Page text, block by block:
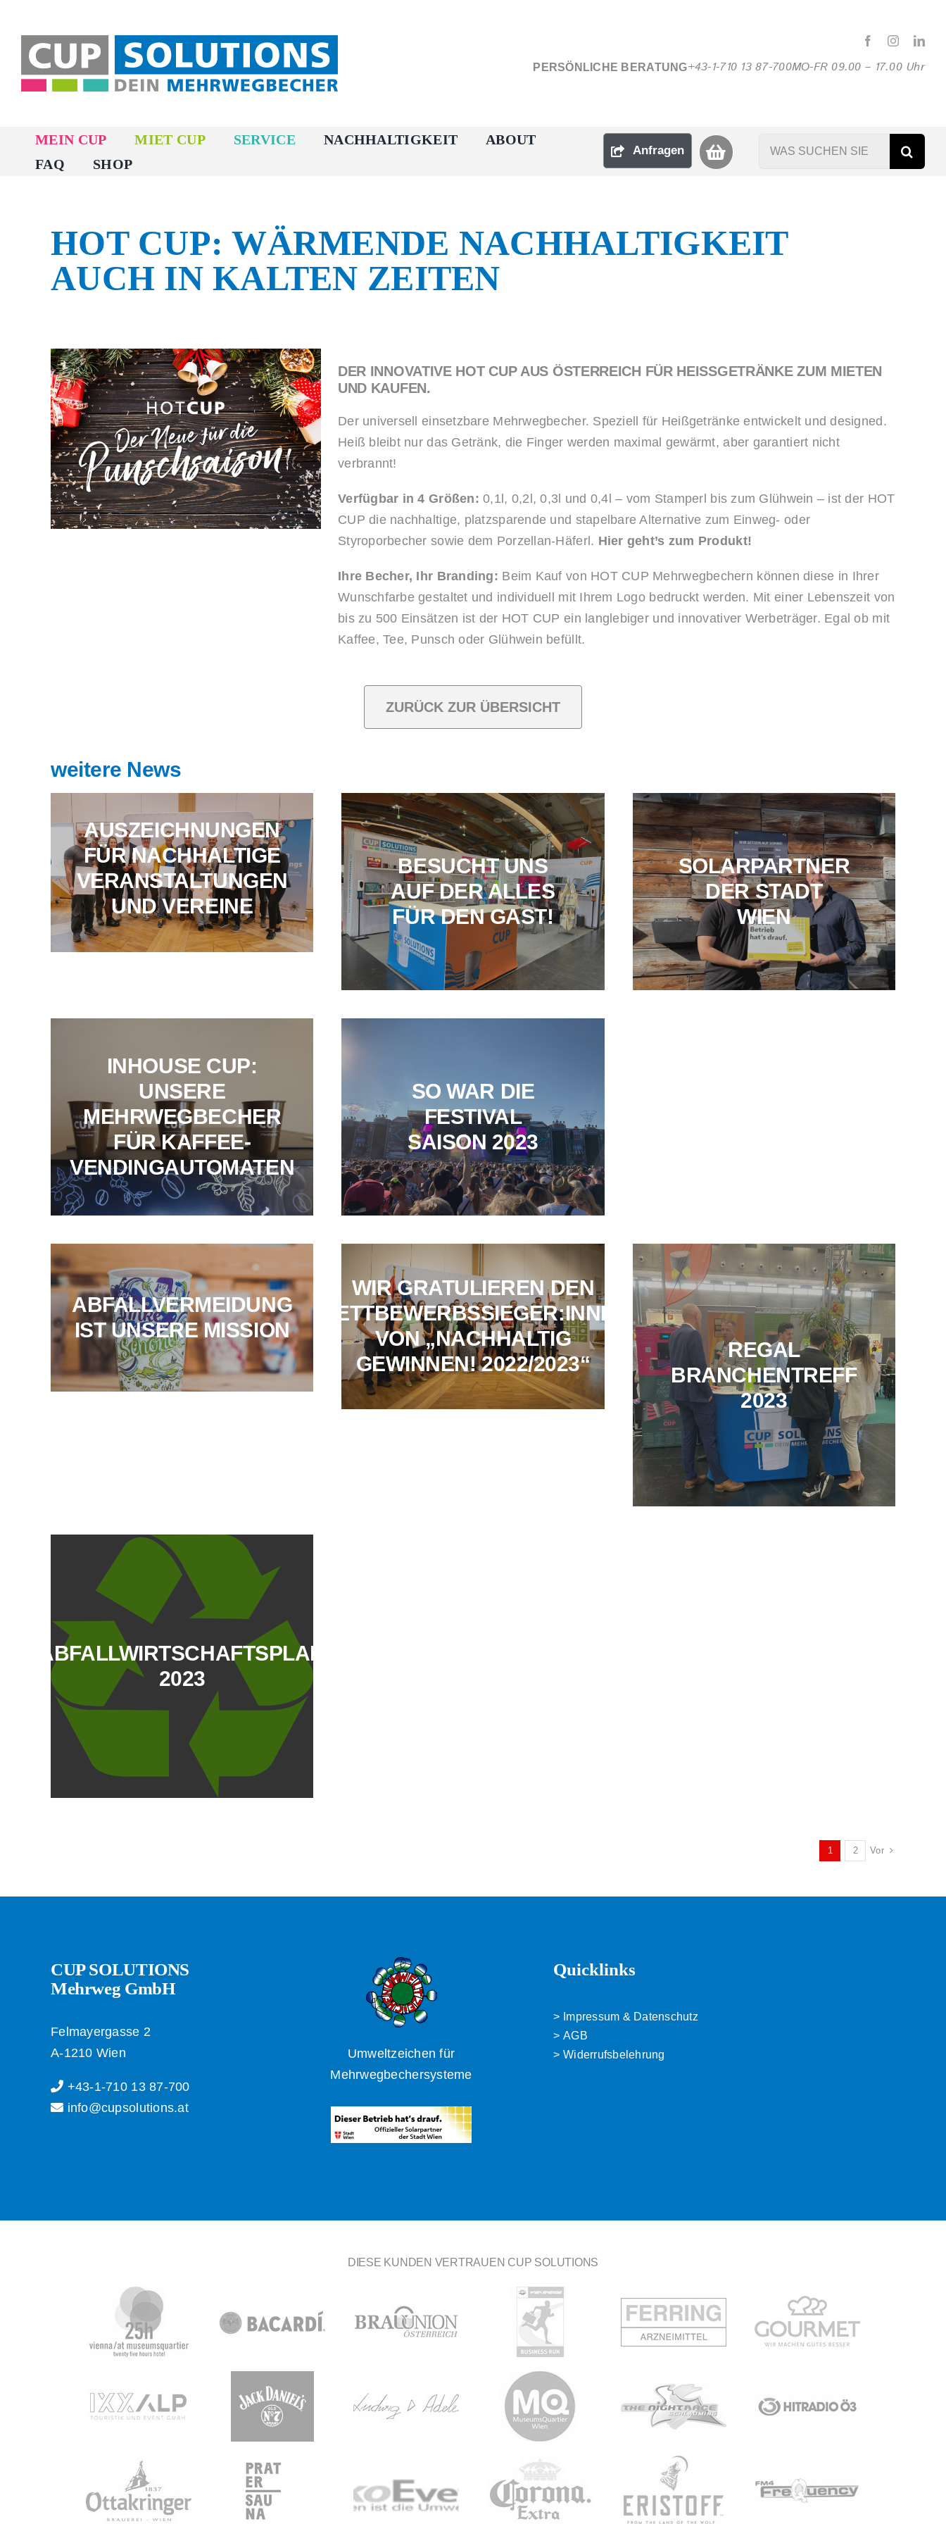
springen
PERSÖNLICHE BERATUNG+43-1-710 13 87-700MO-FR 09.00 – 17.00 Uhr
MEIN CUP MIET CUP SERVICE NACHHALTIGKEIT
ABOUT
FAQ
SHOP
Anfragen
Suche
HOT CUP: WÄRMENDE NACHHALTIGKEIT
AUCH IN KALTEN ZEITEN
DER INNOVATIVE HOT CUP AUS ÖSTERREICH FÜR HEISSGETRÄNKE ZUM MIETEN
UND KAUFEN.
Der universell einsetzbare Mehrwegbecher. Speziell für Heißgetränke entwickelt und designed.
Heiß bleibt nur das Getränk, die Finger werden maximal gewärmt, aber garantiert nicht
verbrannt!
Verfügbar in 4 Größen:0,1l, 0,2l, 0,3l und 0,4l – vom Stamperl bis zum Glühwein – ist der HOT
CUP die nachhaltige, platzsparende und stapelbare Alternative zum Einweg- oder
Styroporbecher sowie dem Porzellan-Häferl. Hier geht’s zum Produkt!
Ihre Becher, Ihr Branding: Beim Kauf von HOT CUP Mehrwegbechern können diese in Ihrer
Wunschfarbe gestaltet und individuell mit Ihrem Logo bedruckt werden. Mit einer Lebenszeit von
bis zu 500 Einsätzen ist der HOT CUP ein langlebiger und innovativer Werbeträger. Egal ob mit
Kaffee, Tee, Punsch oder Glühwein befüllt.
ZURÜCK ZUR ÜBERSICHT
weitere News
AUSZEICHNUNGEN
FÜR NACHHALTIGE
VERANSTALTUNGEN
UND VEREINE
BESUCHT UNS
AUF DER ALLES
FÜR DEN GAST!
SOLARPARTNER
DER STADT
WIEN
INHOUSE CUP:
UNSERE
MEHRWEGBECHER
FÜR KAFFEE-
VENDINGAUTOMATEN
SO WAR DIE
FESTIVAL
SAISON 2023
ABFALLVERMEIDUNG
IST UNSERE MISSION
WIR GRATULIEREN DEN
WETTBEWERBSSIEGER:INNEN
VON „NACHHALTIG
GEWINNEN! 2022/2023“
REGAL
BRANCHENTREFF
2023
ABFALLWIRTSCHAFTSPLAN
2023
1 2 Vor
CUP SOLUTIONS
Mehrweg GmbH
Felmayergasse 2
A-1210 Wien
+43-1-710 13 87-700
info@cupsolutions.at
Umweltzeichen für
Mehrwegbechersysteme
Quicklinks
Impressum & Datenschutz
AGB
Widerrufsbelehrung
DIESE KUNDEN VERTRAUEN CUP SOLUTIONS